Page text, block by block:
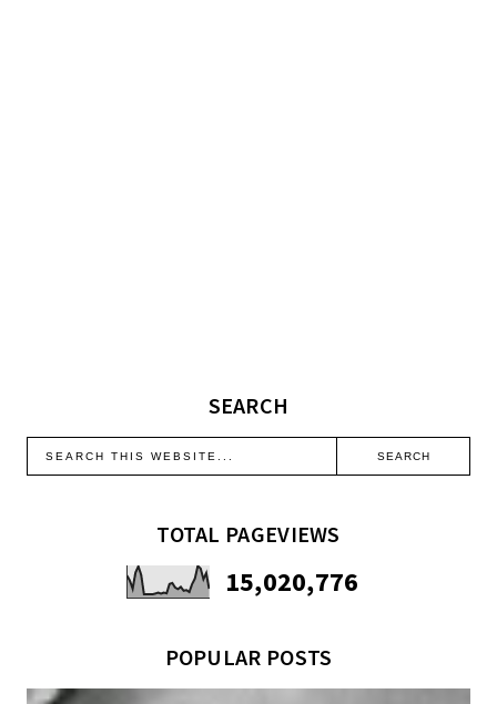
SEARCH
TOTAL PAGEVIEWS
15,020,776
POPULAR POSTS